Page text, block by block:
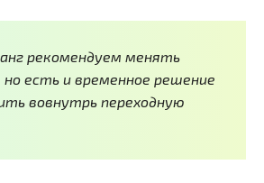
рекомендуем менять
но есть и временное решение
вовнутрь переходную